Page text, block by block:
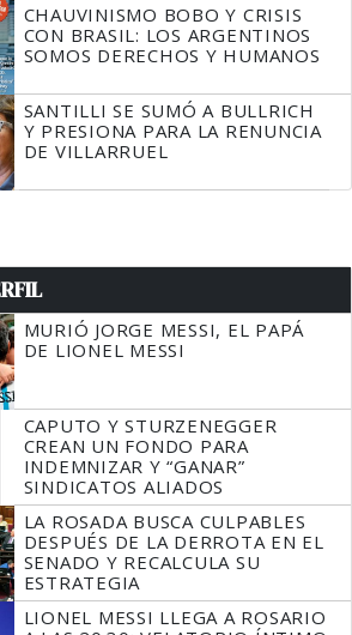
CHAUVINISMO BOBO Y CRISIS
CON BRASIL: LOS ARGENTINOS
SOMOS DERECHOS Y HUMANOS
SANTILLI SE SUMÓ A BULLRICH
Y PRESIONA PARA LA RENUNCIA
DE VILLARRUEL
MURIÓ JORGE MESSI, EL PAPÁ
DE LIONEL MESSI
CAPUTO Y STURZENEGGER
CREAN UN FONDO PARA
INDEMNIZAR Y “GANAR”
SINDICATOS ALIADOS
LA ROSADA BUSCA CULPABLES
DESPUÉS DE LA DERROTA EN EL
SENADO Y RECALCULA SU
ESTRATEGIA
LIONEL MESSI LLEGA A ROSARIO